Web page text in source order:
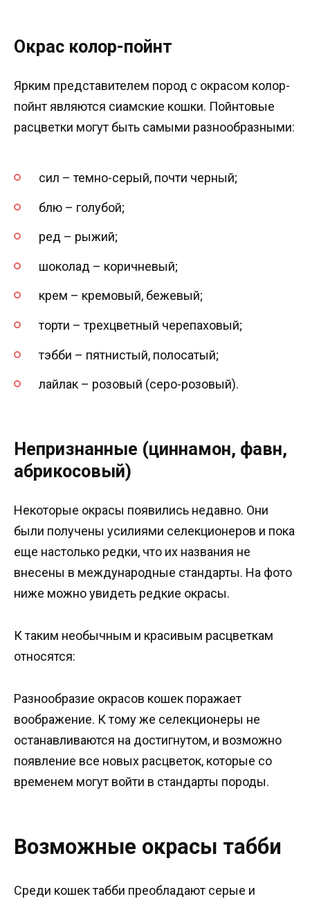
Окрас колор-пойнт
Ярким представителем пород с окрасом колор-
пойнт являются сиамские кошки. Пойнтовые
расцветки могут быть самыми разнообразными:
сил – темно-серый, почти черный;
блю – голубой;
ред – рыжий;
шоколад – коричневый;
крем – кремовый, бежевый;
торти – трехцветный черепаховый;
тэбби – пятнистый, полосатый;
лайлак – розовый (серо-розовый).
Непризнанные (циннамон, фавн,
абрикосовый)
Некоторые окрасы появились недавно. Они
были получены усилиями селекционеров и пока
еще настолько редки, что их названия не
внесены в международные стандарты. На фото
ниже можно увидеть редкие окрасы.
К таким необычным и красивым расцветкам
относятся:
Разнообразие окрасов кошек поражает
воображение. К тому же селекционеры не
останавливаются на достигнутом, и возможно
появление все новых расцветок, которые со
временем могут войти в стандарты породы.
Возможные окрасы табби
Среди кошек табби преобладают серые и